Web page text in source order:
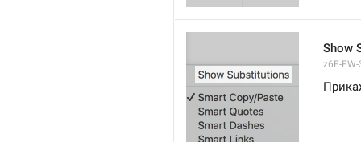
Show
z6F-